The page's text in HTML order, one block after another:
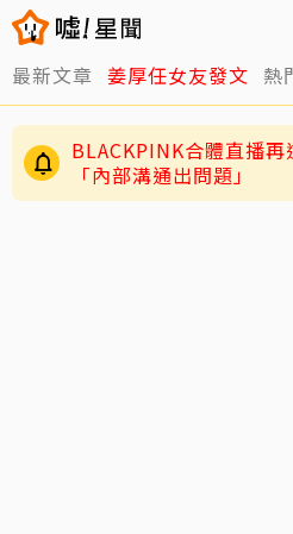
最新文章 姜厚任女友發文 熱
BLACKPINK合體直播
「內部溝通出問題」